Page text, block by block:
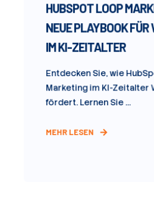
HUBSPOT LOOP
NEUE PLAYBOOK FÜR
IM KI-ZEITALTER
Entdecken Sie, wie
Marketing im KI-Zeitalter
fördert. Lernen Sie ...
MEHR LESEN